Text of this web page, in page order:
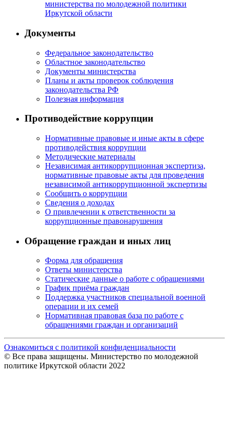
министерства по молодежной политики
Иркутской области
Документы
Федеральное законодательство
Областное законодательство
Документы министерства
Планы и акты проверок соблюдения
законодательства РФ
Полезная информация
Противодействие коррупции
Нормативные правовые и иные акты в сфере
противодействия коррупции
Методические материалы
Независимая антикоррупционная экспертиза,
нормативные правовые акты для проведения
независимой антикоррупционной экспертизы
Сообщить о коррупции
Сведения о доходах
О привлечении к ответственности за
коррупционные правонарушения
Обращение граждан и иных лиц
Форма для обращения
Ответы министерства
Статические данные о работе с обращениями
График приёма граждан
Поддержка участников специальной военной
операции и их семей
Нормативная правовая база по работе с
обращениями граждан и организаций
Ознакомиться с политикой конфиденциальности
© Все права защищены. Министерство по молодежной
политике Иркутской области 2022